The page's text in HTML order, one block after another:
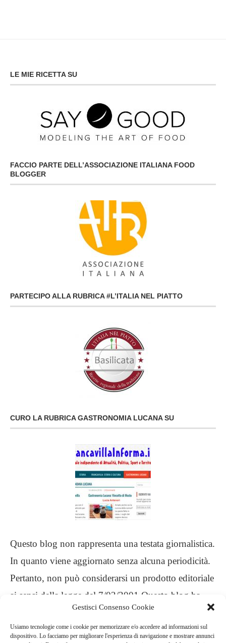
Gestisci Consenso Cookie
Usiamo tecnologie come i cookie per memorizzare e/o accedere ad informazioni sul
dispositivo. Lo facciamo per migliorare l'esperienza di navigazione e mostrare annunci
LE MIE RICETTA SU
FACCIO PARTE DELL’ASSOCIAZIONE ITALIANA FOOD
BLOGGER
PARTECIPO ALLA RUBRICA #L’ITALIA NEL PIATTO
CURO LA RUBRICA GASTRONOMIA LUCANA SU
Questo blog non rappresenta una testata giornalistica.
In quanto viene aggiornato senza alcuna periodicità.
Pertanto, non può considerarsi un prodotto editoriale
ai sensi della legge del 7/03/2001 Questo blog ha
carattere personale, non è mio intento infrangere
alcun diritto d’autore